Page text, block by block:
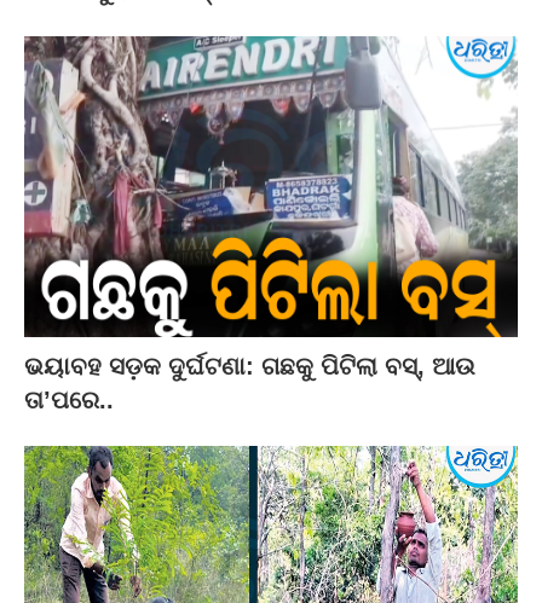
ଭୟାବହ ସଡ଼କ ଦୁର୍ଘଟଣା: ଗଛକୁ ପିଟିଲା ବସ୍‌, ଆଉ
ତା’ପରେ..